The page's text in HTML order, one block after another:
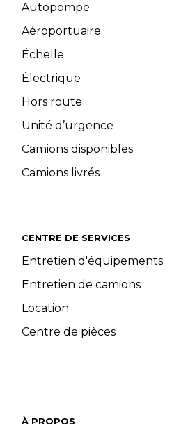
Autopompe
Aéroportuaire
Échelle
Électrique
Hors route
Unité d’urgence
Camions disponibles
Camions livrés
CENTRE DE SERVICES
Entretien d'équipements
Entretien de camions
Location
Centre de pièces
À PROPOS